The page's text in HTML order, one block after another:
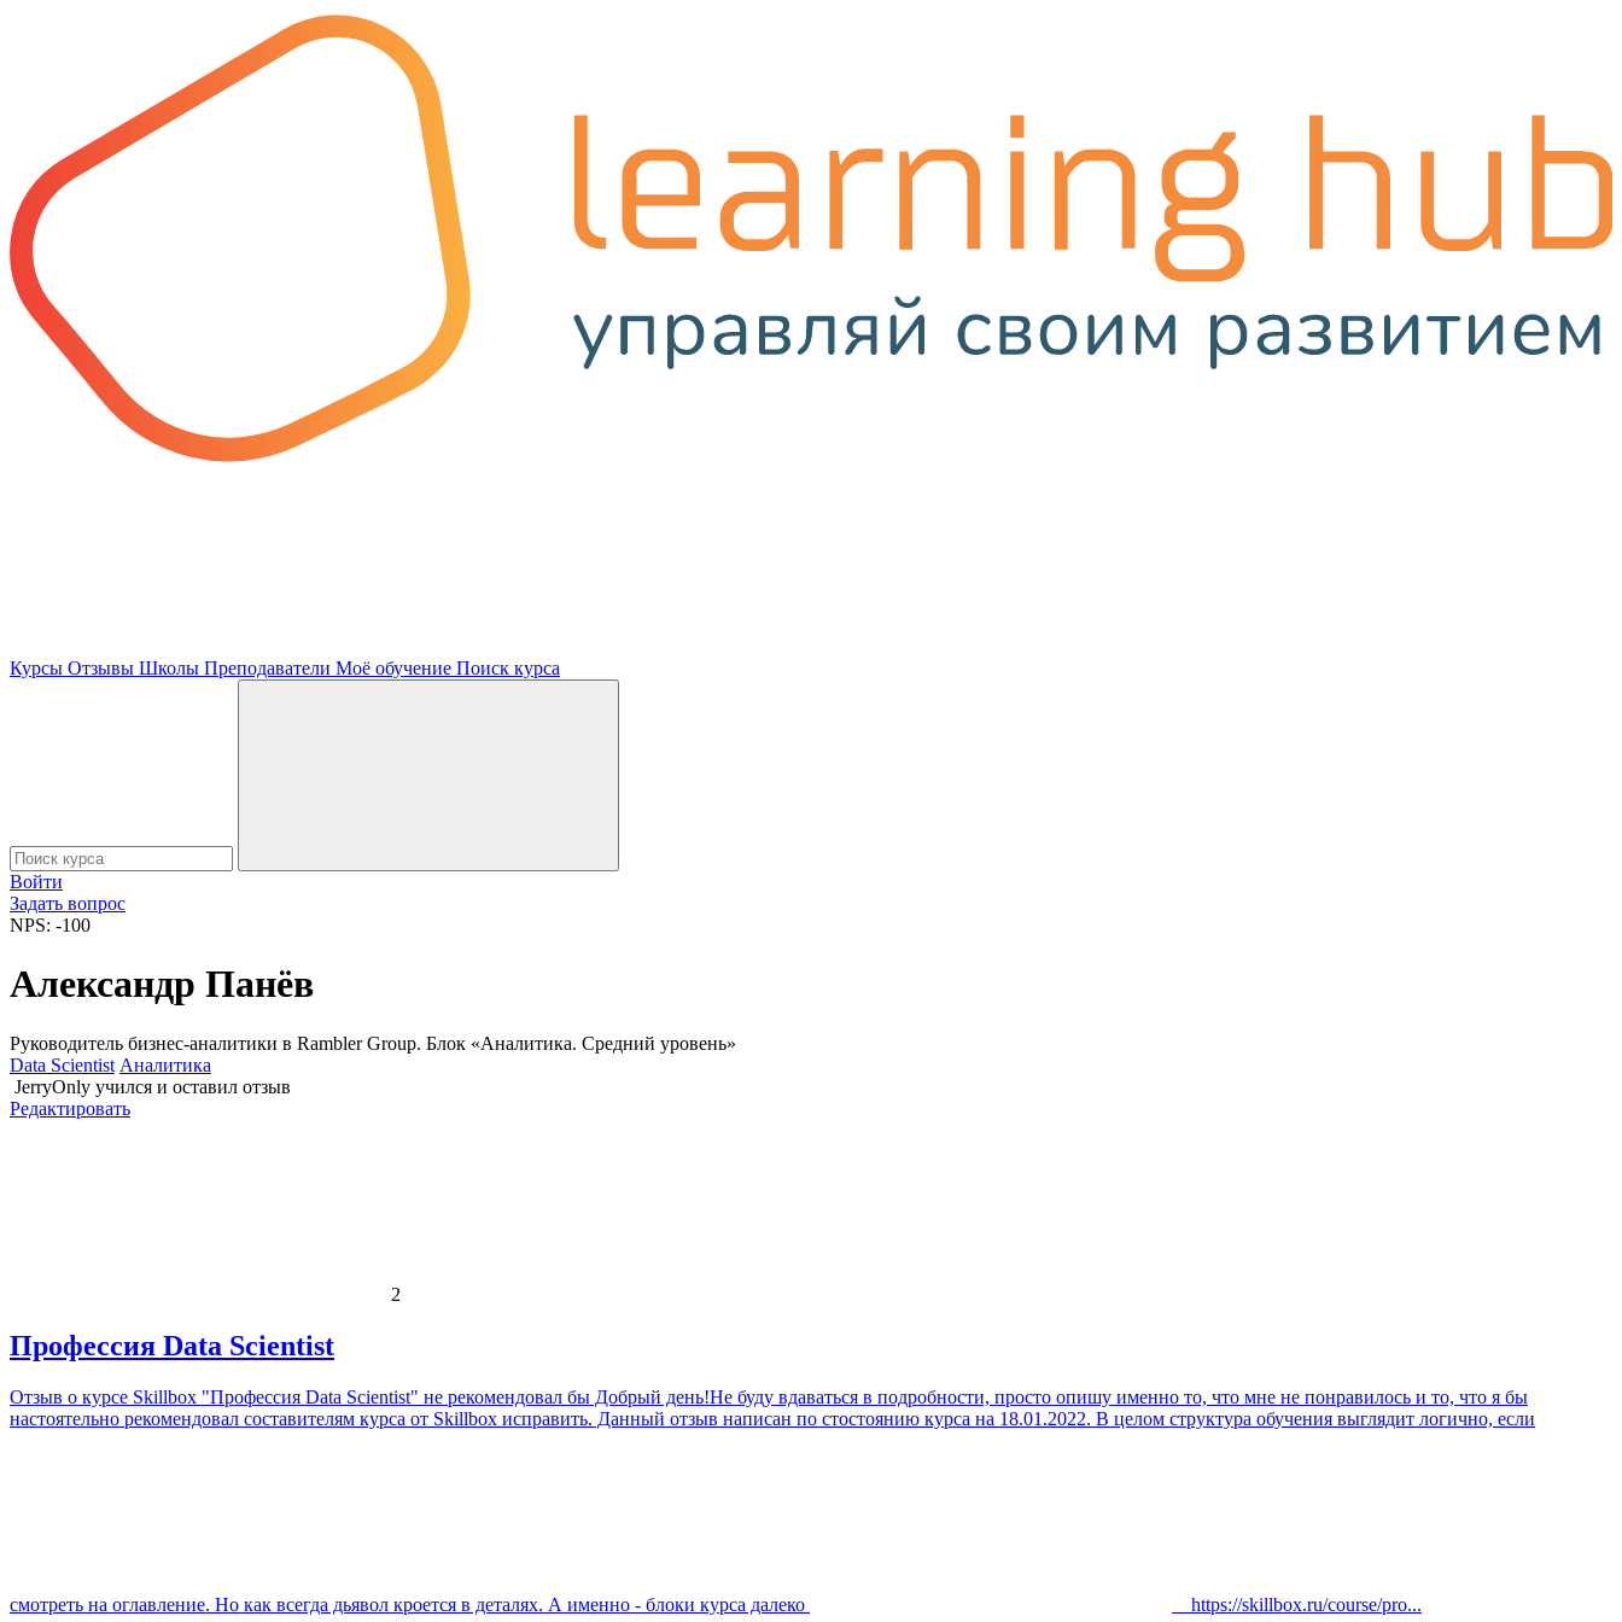
Курсы Отзывы Школы Преподаватели Моё обучение Поиск курса
Войти
Задать вопрос
NPS: -100
Александр Панёв
Руководитель бизнес-аналитики в Rambler Group. Блок «Аналитика. Средний уровень»
Data Scientist Аналитика
JerryOnly учился и оставил отзыв
Редактировать
2
Профессия‌ ‌Data‌ ‌Scientist‌
Отзыв о курсе Skillbox "Профессия Data Scientist" не рекомендовал бы Добрый день!Не буду вдаваться в подробности, просто опишу именно то, что мне не понравилось и то, что я бы
настоятельно рекомендовал составителям курса от Skillbox исправить. Данный отзыв написан по стостоянию курса на 18.01.2022. В целом структура обучения выглядит логично, если
смотреть на оглавление. Но как всегда дьявол кроется в деталях. А именно - блоки курса далеко https://skillbox.ru/course/pro...